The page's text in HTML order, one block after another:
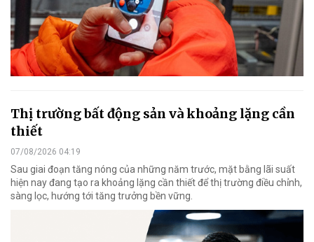
Thị trường bất động sản và khoảng lặng cần
thiết
07/08/2026 04:19
Sau giai đoạn tăng nóng của những năm trước, mặt bằng lãi suất
hiện nay đang tạo ra khoảng lặng cần thiết để thị trường điều chỉnh,
sàng lọc, hướng tới tăng trưởng bền vững.